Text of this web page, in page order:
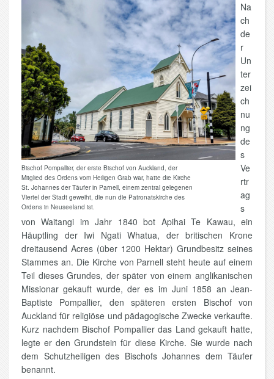
Bischof Pompallier, der erste Bischof von Auckland, der
Mitglied des Ordens vom Heiligen Grab war, hatte die Kirche
St. Johannes der Täufer in Parnell, einem zentral gelegenen
Viertel der Stadt geweiht, die nun die Patronatskirche des
Ordens in Neuseeland ist.
Na
ch
de
r
Un
ter
zei
ch
nu
ng
de
s
Ve
rtr
ag
s
von Waitangi im Jahr 1840 bot Apihai Te Kawau, ein
Häuptling der Iwi Ngati Whatua, der britischen Krone
dreitausend Acres (über 1200 Hektar) Grundbesitz seines
Stammes an. Die Kirche von Parnell steht heute auf einem
Teil dieses Grundes, der später von einem anglikanischen
Missionar gekauft wurde, der es im Juni 1858 an Jean-
Baptiste Pompallier, den späteren ersten Bischof von
Auckland für religiöse und pädagogische Zwecke verkaufte.
Kurz nachdem Bischof Pompallier das Land gekauft hatte,
legte er den Grundstein für diese Kirche. Sie wurde nach
dem Schutzheiligen des Bischofs Johannes dem Täufer
benannt.